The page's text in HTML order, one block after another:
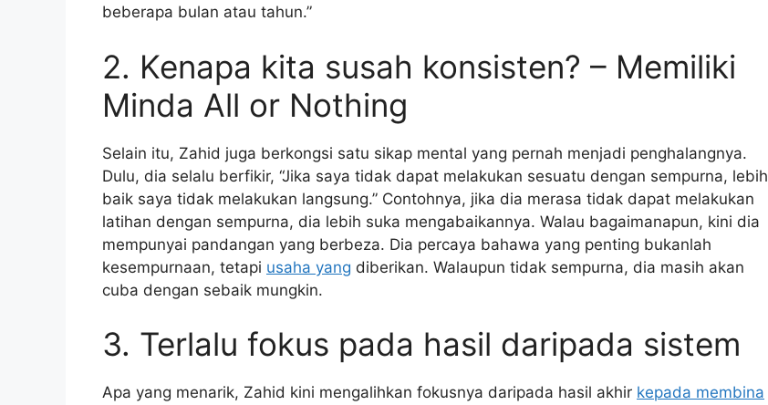
beberapa bulan atau tahun.”
2. Kenapa kita susah konsisten? – Memiliki
Minda All or Nothing
Selain itu, Zahid juga berkongsi satu sikap mental yang pernah menjadi penghalangnya.
Dulu, dia selalu berfikir, “Jika saya tidak dapat melakukan sesuatu dengan sempurna, lebih
baik saya tidak melakukan langsung.” Contohnya, jika dia merasa tidak dapat melakukan
latihan dengan sempurna, dia lebih suka mengabaikannya. Walau bagaimanapun, kini dia
mempunyai pandangan yang berbeza. Dia percaya bahawa yang penting bukanlah
kesempurnaan, tetapi usaha yang diberikan. Walaupun tidak sempurna, dia masih akan
cuba dengan sebaik mungkin.
3. Terlalu fokus pada hasil daripada sistem
Apa yang menarik, Zahid kini mengalihkan fokusnya daripada hasil akhir kepada membina